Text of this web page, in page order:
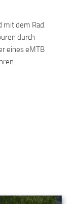
mit dem Rad.
durch
eines eMTB